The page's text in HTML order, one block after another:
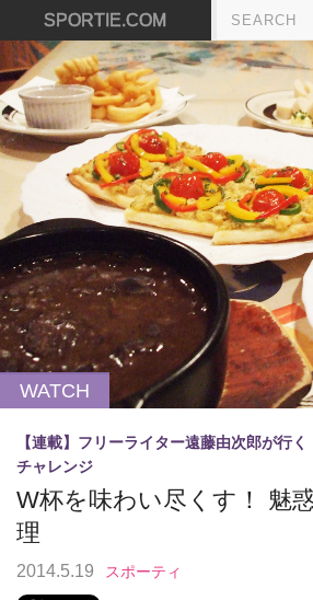
SPORTIE.COM
WATCH
【連載】フリーライター遠藤由次郎が行
チャレンジ
W杯を味わい尽くす！ 魅
理
2014.5.19 スポーティ